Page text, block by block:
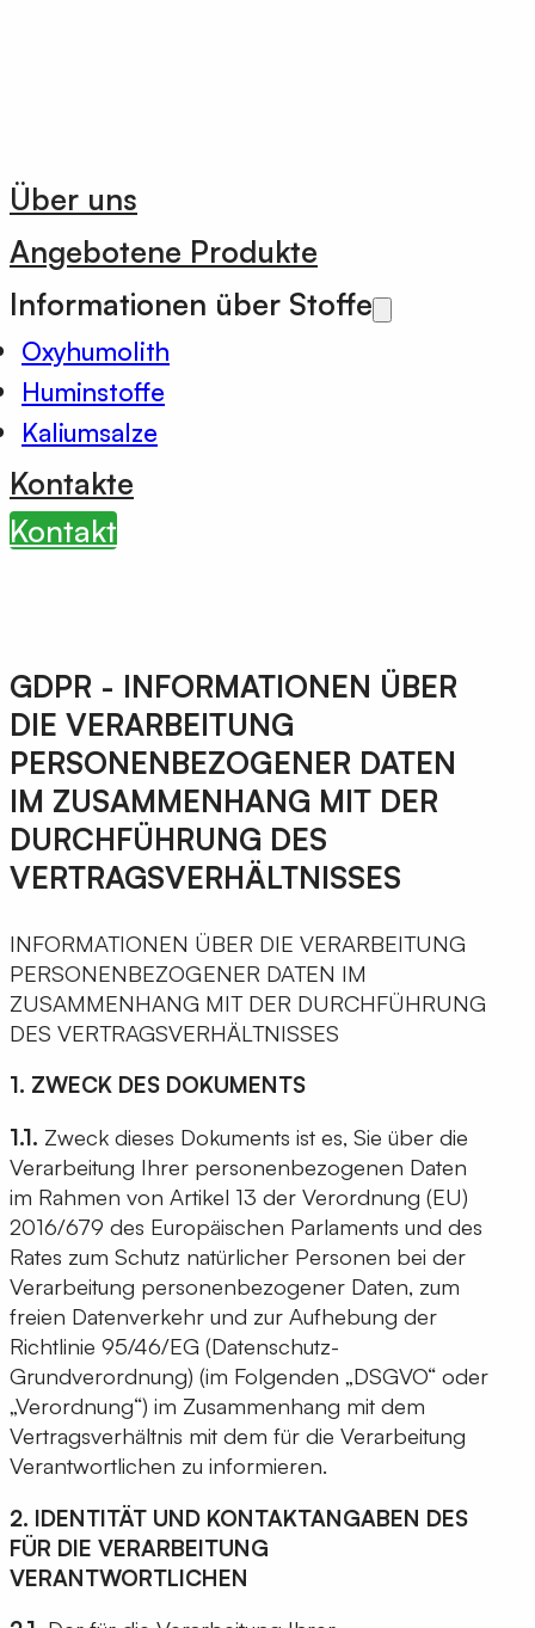
Über uns
Angebotene Produkte
Informationen über Stoffe
Oxyhumolith
Huminstoffe
Kaliumsalze
Kontakte
Kontakt
GDPR - INFORMATIONEN ÜBER
DIE VERARBEITUNG
PERSONENBEZOGENER DATEN
IM ZUSAMMENHANG MIT DER
DURCHFÜHRUNG DES
VERTRAGSVERHÄLTNISSES
INFORMATIONEN ÜBER DIE VERARBEITUNG
PERSONENBEZOGENER DATEN IM
ZUSAMMENHANG MIT DER DURCHFÜHRUNG
DES VERTRAGSVERHÄLTNISSES
1. ZWECK DES DOKUMENTS
1.1. Zweck dieses Dokuments ist es, Sie über die
Verarbeitung Ihrer personenbezogenen Daten
im Rahmen von Artikel 13 der Verordnung (EU)
2016/679 des Europäischen Parlaments und des
Rates zum Schutz natürlicher Personen bei der
Verarbeitung personenbezogener Daten, zum
freien Datenverkehr und zur Aufhebung der
Richtlinie 95/46/EG (Datenschutz-
Grundverordnung) (im Folgenden „DSGVO“ oder
„Verordnung“) im Zusammenhang mit dem
Vertragsverhältnis mit dem für die Verarbeitung
Verantwortlichen zu informieren.
2. IDENTITÄT UND KONTAKTANGABEN DES
FÜR DIE VERARBEITUNG
VERANTWORTLICHEN